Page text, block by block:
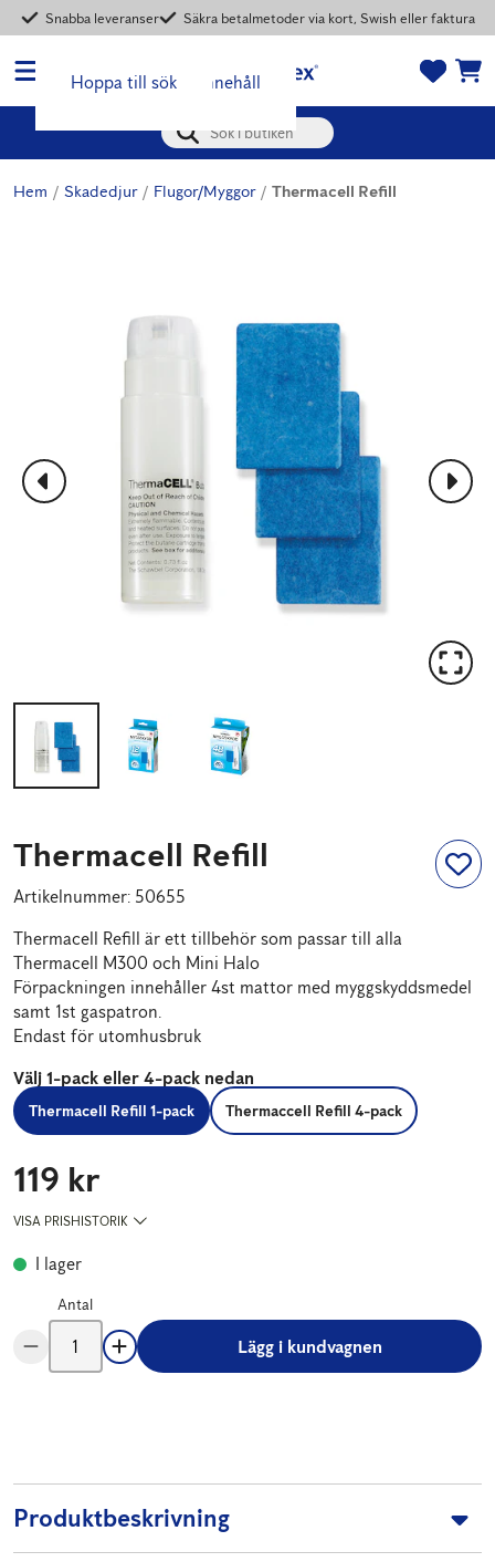
Hoppa till huvudinnehåll
Hoppa till sök
Snabba leveranser Säkra betalmetoder via kort, Swish eller faktura
artikl
ar i
favor
itlist
artikl
ar i
kund
vagn
Börja skriva för att söka
Hem Skadedjur Flugor/Myggor Thermacell Refill
Thermacell Refill
Artikelnummer: 50655
Thermacell Refill är ett tillbehör som passar till alla
Thermacell M300 och Mini Halo
Förpackningen innehåller 4st mattor med myggskyddsmedel
samt 1st gaspatron.
Endast för utomhusbruk
Välj 1-pack eller 4-pack nedan
Thermacell Refill 1-pack Thermaccell Refill 4-pack
Pris:119 kr
119 kr
VISA PRISHISTORIK
I lager
Antal
Lägg i kundvagnen
Produktbeskrivning